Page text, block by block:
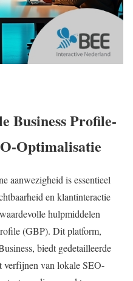
Business Profile-
Optimalisatie
aanwezigheid is essentieel
en klantinteractie
hulpmiddelen
(GBP). Dit platform,
biedt gedetailleerde
verfijnen van lokale SEO-